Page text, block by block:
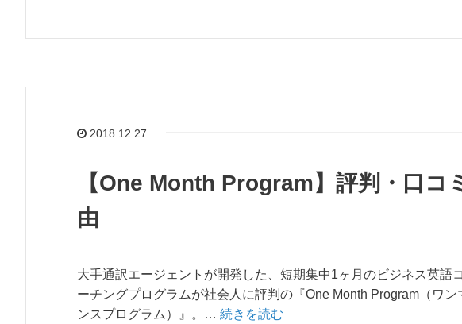
2018.12.27
【One Month Program】評判・口コ
由
大手通訳エージェントが開発した、短期集中1ヶ月のビジネス英語コ
ーチングプログラムが社会人に評判の『One Month Program（ワン
ンスプログラム）』。… 続きを読む